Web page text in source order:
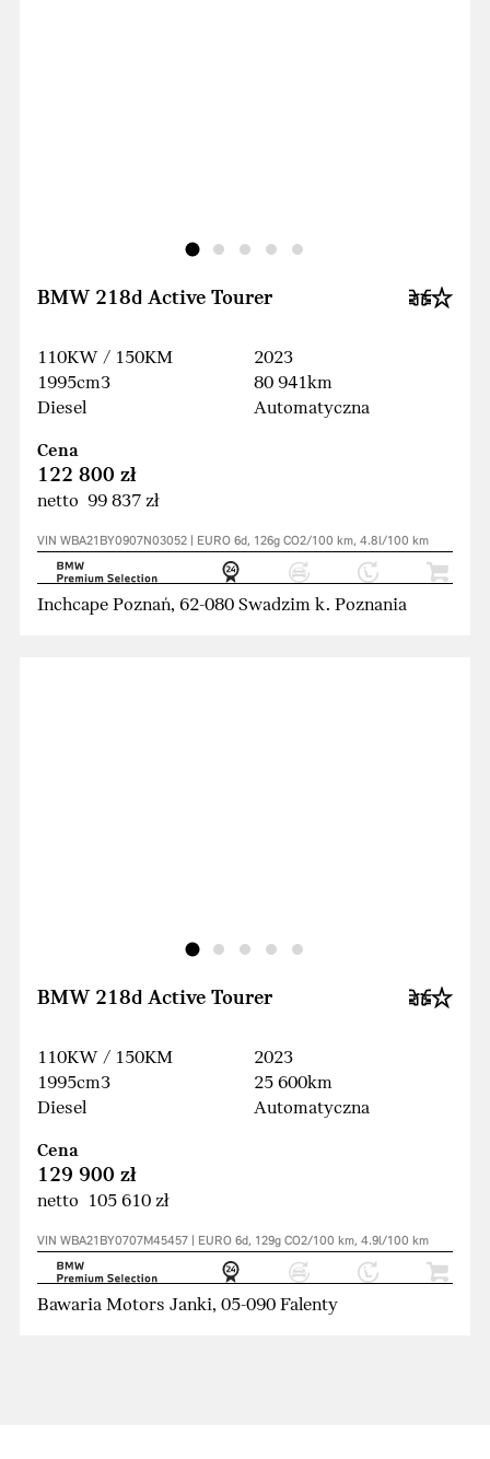
BMW 218d Active Tourer
110KW / 150KM
1995cm3
Diesel
2023
80 941km
Automatyczna
Cena
122 800 zł
netto 99 837 zł
VIN WBA21BY0907N03052 | EURO 6d, 126g CO2/100 km, 4.8l/100 km
Inchcape Poznań, 62-080 Swadzim k. Poznania
BMW 218d Active Tourer
110KW / 150KM
1995cm3
Diesel
2023
25 600km
Automatyczna
Cena
129 900 zł
netto 105 610 zł
VIN WBA21BY0707M45457 | EURO 6d, 129g CO2/100 km, 4.9l/100 km
Bawaria Motors Janki, 05-090 Falenty